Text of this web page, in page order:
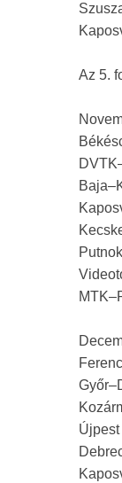
Az 5.
Újpest